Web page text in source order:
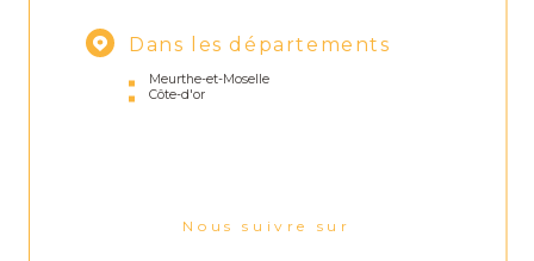
Dans les départements
Meurthe-et-Moselle
Côte-d'or
Nous suivre sur